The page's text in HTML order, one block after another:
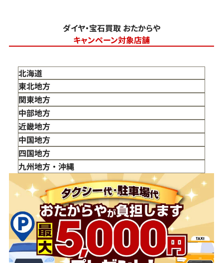
ダイヤ・宝石買取 おたからや
キャンペーン対象店舗
北海道
東北地方
青森県
岩手県
宮城県
秋田県
山形県
福島県
関東地方
東京都
神奈川県
埼玉県
千葉県
茨城県
栃木県
群馬県
中部地方
新潟県
富山県
石川県
山梨県
長野県
岐阜県
静岡県
愛知県
近畿地方
三重県
滋賀県
京都府
大阪府
兵庫県
奈良県
和歌山県
中国地方
鳥取県
島根県
岡山県
広島県
山口県
四国地方
徳島県
香川県
愛媛県
九州地方・沖縄
福岡県
佐賀県
長崎県
熊本県
大分県
宮崎県
鹿児島県